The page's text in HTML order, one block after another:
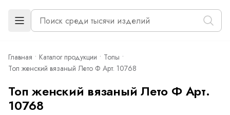
Главная Каталог продукции
Топы
Топ женский вязаный Лето Ф Арт. 10768
Топ женский вязаный Лето Ф Арт.
10768